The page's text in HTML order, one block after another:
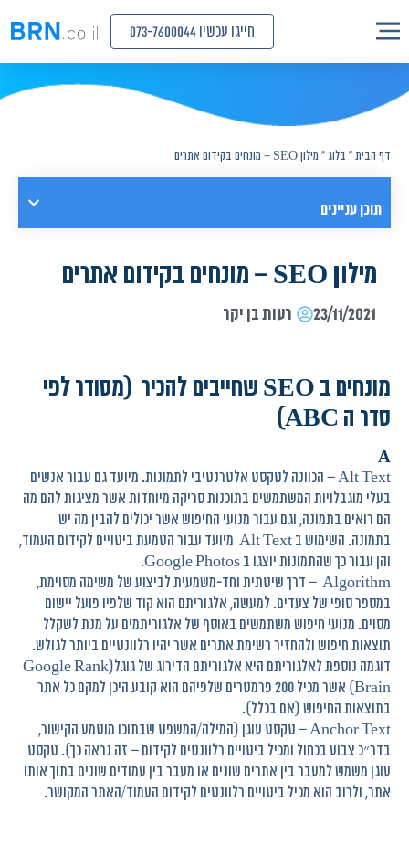
חייגו עכשיו 073-7600044
דף הבית » בלוג » מילון SEO – מונחים בקידום אתרים
מילון SEO – מונחים בקידום אתרים
23/11/2021 רעות בן יקר
מונחים ב SEO שחייבים להכיר (מסודר לפי
סדר ה ABC)
A
Alt Text – הכוונה לטקסט אלטרנטיבי לתמונות. מיועד גם עבור אנשים
בעלי מוגבלויות המשתמשים בתוכנות סריקה מיוחדות אשר מציגות להם מה
הם רואים בתמונה, וגם עבור מנועי החיפוש אשר יכולים להבין מה יש
בתמונה. השימוש ב Alt Text מיועד עבור הטמעת ביטויים לקידום העמוד,
והן עבור כך שהתמונות יוצגו ב Google Photos.
Algorithm – דרך שיטתית וחד-משמעית לביצוע של משימה מסוימת,
במספר סופי של צעדים. למעשה, אלגוריתם הוא קוד שלפיו פועל יישום
מסוים. מנועי חיפוש משתמשים באוסף של אלגוריתמים על מנת לשקלל
תוצאות חיפוש ולהחזיר רשימת אתרים אשר יהיו רלוונטיים ביותר לגולש.
דוגמה נוספת לאלגוריתם היא אלגוריתם הדירוג של גוגל(Google Rank
Brain) אשר מכיל 200 פרמטרים שלפיהם הוא קובע היכן למקם כל אתר
בתוצאות החיפוש (אם בכלל).
Anchor Text – טקסט עוגן (המילה/המשפט שבתוכו מוטמע הקישור,
בדר״כ צבוע בכחול ומכיל ביטויים רלוונטים לקידום – זה נראה כך). טקסט
עוגן משמש למעבר בין אתרים שונים או מעבר בין עמודים שונים בתוך אותו
אתר, ולרוב הוא מכיל ביטויים רלוונטים לקידום העמוד/האתר המקושר.
תוכן עניינים